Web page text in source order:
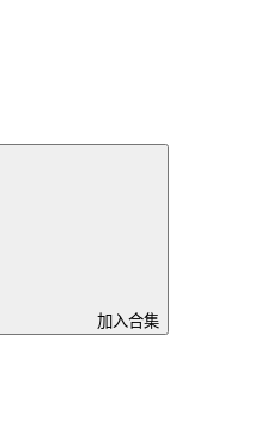
加入合集